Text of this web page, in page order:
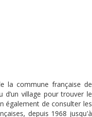
la commune française de
village pour trouver le
également de consulter les
depuis 1968 jusqu'à